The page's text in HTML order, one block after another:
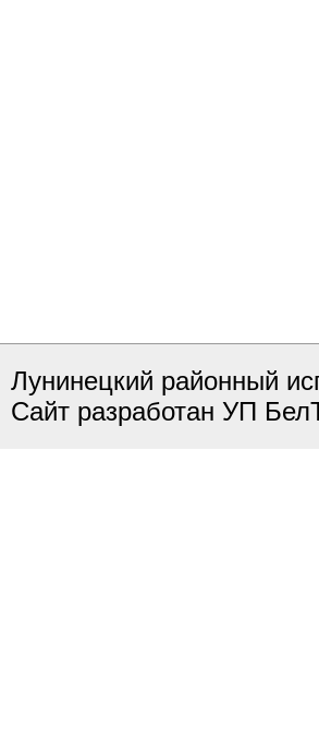
Лунинецкий районный
Сайт разработан УП